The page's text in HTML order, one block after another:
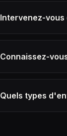
Intervenez-vous
Connaissez-
Quels types